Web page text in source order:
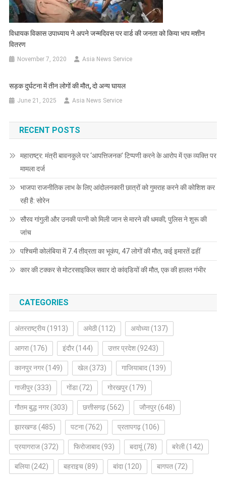
विधायक विकास उपाध्याय ने अपने जन्मदिवस पर वार्ड की जनता को किया भाप मशीन
वितरण
November 7, 2020 Asia News Service
सड़क दुर्घटना में तीन लोगों की मौत, दो अन्य घायल
June 21, 2025 Asia News Service
RECENT POSTS
महाराष्ट्र: मंत्री बावनकुले पर ‘आपत्तिजनक’ टिप्पणी करने के आरोप में एक व्यक्ति पर
मामला दर्ज
भाजपा राजनीतिक लाभ के लिए आंदोलनकारी छात्रों को गुमराह करने की कोशिश कर
रही है: सोरेन
सौरव गांगुली और उनकी पत्नी को मिली जान से मारने की धमकी; पुलिस ने शुरू की
जांच
पश्चिमी कोलंबिया में 7.4 तीव्रता का भूकंप, 47 लोगों की मौत, कई इमारतें ढहीं
कार की टक्‍कर से मोटरसाइकिल सवार दो कांवडि़यों की मौत, एक की हालत गंभीर
CATEGORIES
अंतरराष्ट्रीय(1913) अमेठी(112) अयोध्या(137)
आगरा(176) इंदौर(144) उत्तर प्रदेश(9243)
कानपुर नगर(149) खेल(373) गाजियाबाद(139)
गाजीपुर(333) गोंडा(72) गोरखपुर(179)
गौतम बुद्ध नगर(303) छत्तीसगढ़(562) जौनपुर(648)
झारखण्ड(485) पटना(762) प्रतापगढ़(106)
प्रयागराज(372) फिरोजाबाद(93) बदायूं(78) बरेली(142)
बलिया(242) बहराइच(89) बांदा(120) बागपत(72)